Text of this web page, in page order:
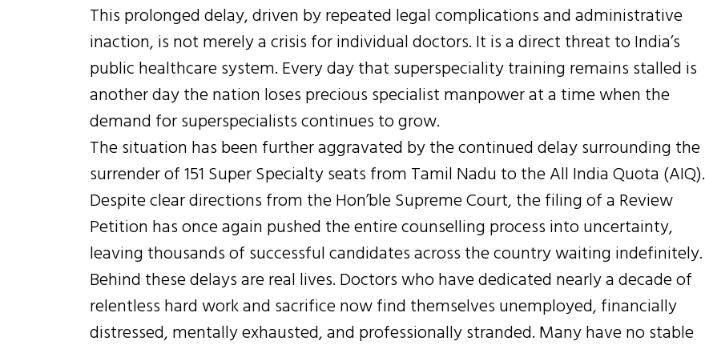
This prolonged delay, driven by repeated legal complications and administrative
inaction, is not merely a crisis for individual doctors. It is a direct threat to India’s
public healthcare system. Every day that superspeciality training remains stalled is
another day the nation loses precious specialist manpower at a time when the
demand for superspecialists continues to grow.
The situation has been further aggravated by the continued delay surrounding the
surrender of 151 Super Specialty seats from Tamil Nadu to the All India Quota (AIQ).
Despite clear directions from the Hon’ble Supreme Court, the filing of a Review
Petition has once again pushed the entire counselling process into uncertainty,
leaving thousands of successful candidates across the country waiting indefinitely.
Behind these delays are real lives. Doctors who have dedicated nearly a decade of
relentless hard work and sacrifice now find themselves unemployed, financially
distressed, mentally exhausted, and professionally stranded. Many have no stable